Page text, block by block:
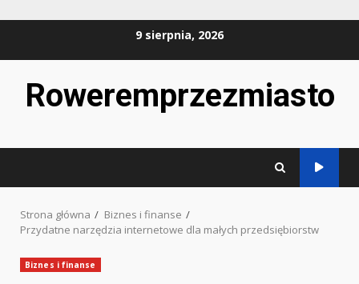
9 sierpnia, 2026
Roweremprzezmiasto
Strona główna
Biznes i finanse
Przydatne narzędzia internetowe dla małych przedsiębiorstw
Biznes i finanse